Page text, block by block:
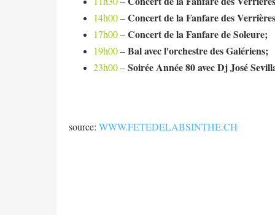
14h00–Concert de la Fanfare des Verrières
17h00–Concert de la Fanfare de Soleure;
19h00–Bal avec l'orchestre des Galériens;
23h00–Soirée Année 80 avec Dj José
source: WWW.FETEDELABSINTHE.CH